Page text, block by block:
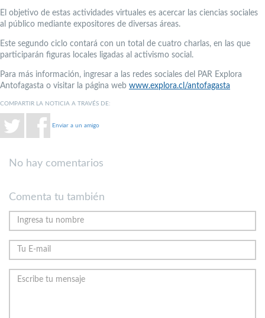
El objetivo de estas actividades virtuales es acercar las ciencias sociales
al público mediante expositores de diversas áreas.
Este segundo ciclo contará con un total de cuatro charlas, en las que
participarán figuras locales ligadas al activismo social.
Para más información, ingresar a las redes sociales del PAR Explora
Antofagasta o visitar la página web www.explora.cl/antofagasta
COMPARTIR LA NOTICIA A TRAVÉS DE:
Enviar a un amigo
No hay comentarios
Comenta tu también